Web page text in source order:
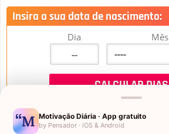
Insira a sua data de nascimento:
Dia Mês
Motivação Diária · App gratuito
by Pensador · iOS & Android